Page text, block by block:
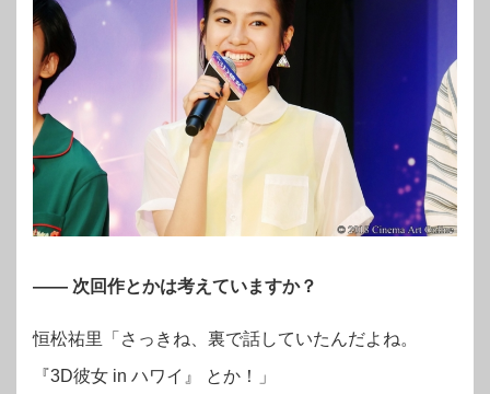
―― 次回作とかは考えていますか？
恒松祐里「さっきね、裏で話していたんだよね。
『3D彼女 in ハワイ』 とか！」